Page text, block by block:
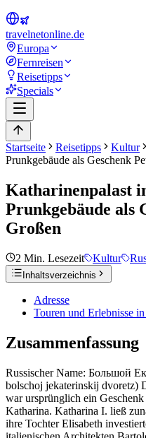
travelnetonline.de
Europa
Fernreisen
Reisetipps
Specials
Startseite Reisetipps Kultur
Prunkgebäude als Geschenk
Katharinenpalast
Prunkgebäude als
Großen
2 Min. Lesezeit Kultur
Inhaltsverzeichnis
Adresse
Touren und Erlebnisse
Zusammenfassung
Russischer Name: Большой
bolschoj jekaterinskij dvoretz)
war ursprünglich ein
Katharina. Katharina I. ließ
ihre Tochter Elisabeth